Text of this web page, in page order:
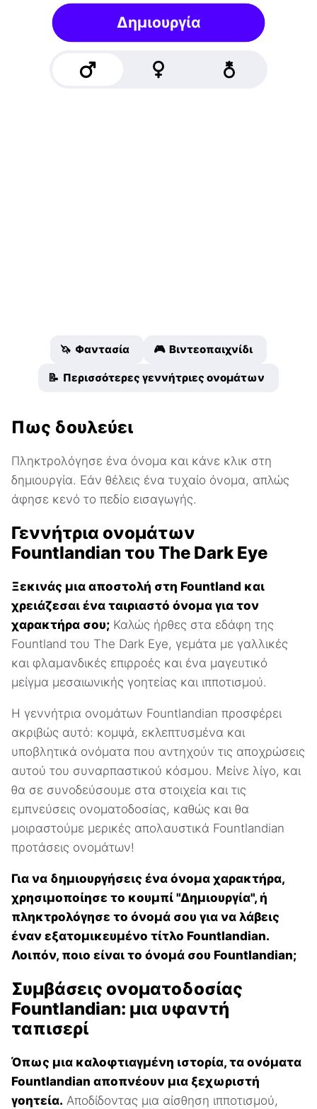
Δημιουργία
🦄 Φαντασία 🎮 Βιντεοπαιχνίδι
📝 Περισσότερες γεννήτριες ονομάτων
Πως δουλεύει
Πληκτρολόγησε ένα όνομα και κάνε κλικ στη
δημιουργία. Εάν θέλεις ένα τυχαίο όνομα, απλώς
άφησε κενό το πεδίο εισαγωγής.
Γεννήτρια ονομάτων
Fountlandian του The Dark Eye
Ξεκινάς μια αποστολή στη Fountland και
χρειάζεσαι ένα ταιριαστό όνομα για τον
χαρακτήρα σου; Καλώς ήρθες στα εδάφη της
Fountland του The Dark Eye, γεμάτα με γαλλικές
και φλαμανδικές επιρροές και ένα μαγευτικό
μείγμα μεσαιωνικής γοητείας και ιπποτισμού.
Η γεννήτρια ονομάτων Fountlandian προσφέρει
ακριβώς αυτό: κομψά, εκλεπτυσμένα και
υποβλητικά ονόματα που αντηχούν τις αποχρώσεις
αυτού του συναρπαστικού κόσμου. Μείνε λίγο, και
θα σε συνοδεύσουμε στα στοιχεία και τις
εμπνεύσεις ονοματοδοσίας, καθώς και θα
μοιραστούμε μερικές απολαυστικά Fountlandian
προτάσεις ονομάτων!
Για να δημιουργήσεις ένα όνομα χαρακτήρα,
χρησιμοποίησε το κουμπί "Δημιουργία", ή
πληκτρολόγησε το όνομά σου για να λάβεις
έναν εξατομικευμένο τίτλο Fountlandian.
Λοιπόν, ποιο είναι το όνομά σου Fountlandian;
Συμβάσεις ονοματοδοσίας
Fountlandian: μια υφαντή
ταπισερί
Όπως μια καλοφτιαγμένη ιστορία, τα ονόματα
Fountlandian αποπνέουν μια ξεχωριστή
γοητεία. Αποδίδοντας μια αίσθηση ιπποτισμού,